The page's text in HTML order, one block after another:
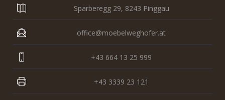
Sparberegg 29, 8243 Pinggau
office@moebelweghofer.at
+43 664 13 25 999
+43 3339 23 121